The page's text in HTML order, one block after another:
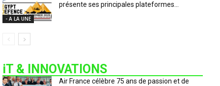
- A LA UNE
présente ses principales plateformes...
iT & INNOVATIONS
Air France célèbre 75 ans de passion et de